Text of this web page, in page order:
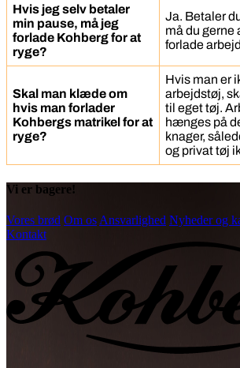
Hvis jeg selv betaler
min pause, må jeg
forlade Kohberg for at
ryge?
Ja. Betaler
må du gerne
forlade
Skal man klæde om
hvis man forlader
Kohbergs matrikel for at
ryge?
Hvis man er
arbejdstøj,
til eget tøj.
hænges på
knager,
og privat tøj
Vi er bagere!
Vores brød Om os Ansvarlighed Nyheder og
Kontakt